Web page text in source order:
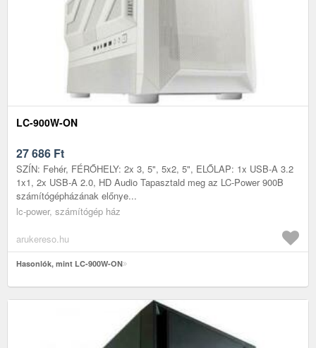
LC-900W-ON
27 686 Ft
SZÍN: Fehér, FÉRŐHELY: 2x 3, 5", 5x2, 5", ELŐLAP: 1x USB-A 3.2
1x1, 2x USB-A 2.0, HD Audio Tapasztald meg az LC-Power 900B
számítógépházának előnye...
lc-power, számítógép ház
arukereso.hu
Hasonlók, mint LC-900W-ON